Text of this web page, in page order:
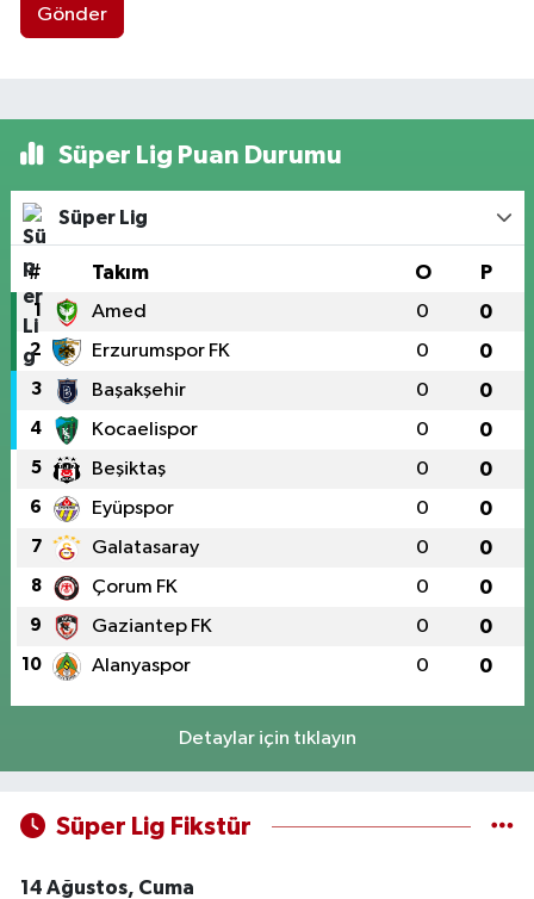
Gönder
Süper Lig Puan Durumu
Süper Lig
# Takım O P
1 Amed 0 0
2 Erzurumspor FK 0 0
3 Başakşehir 0 0
4 Kocaelispor 0 0
5 Beşiktaş 0 0
6 Eyüpspor 0 0
7 Galatasaray 0 0
8 Çorum FK 0 0
9 Gaziantep FK 0 0
10 Alanyaspor 0 0
Detaylar için tıklayın
Süper Lig Fikstür
14 Ağustos, Cuma